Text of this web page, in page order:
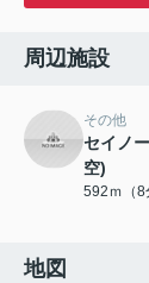
周辺施設
その他
セイノ
空)
592ｍ（8
地図